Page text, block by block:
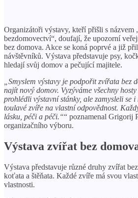
Organizátoři výstavy, kteří přišli s názvem
bezdomovectví“, doufají, že upozorní
bez domova. Akce se koná poprvé a již
návštěvníků. Výstava představuje psy,
hledají svůj domov a pečující majitele.
„Smyslem výstavy je podpořit zvířata bez
najít nový domov. Vyzýváme všechny
prohlédli výstavní stánky, ale zamysleli se
toulavé zvíře na vlastní odpovědnost.
lásku, péči a péči.““ poznamenal Grigorij
organizačního výboru.
Výstava zvířat bez
Výstava představuje různé druhy zvířat
koťata a štěňata. Každé zvíře má svou
vlastnosti.